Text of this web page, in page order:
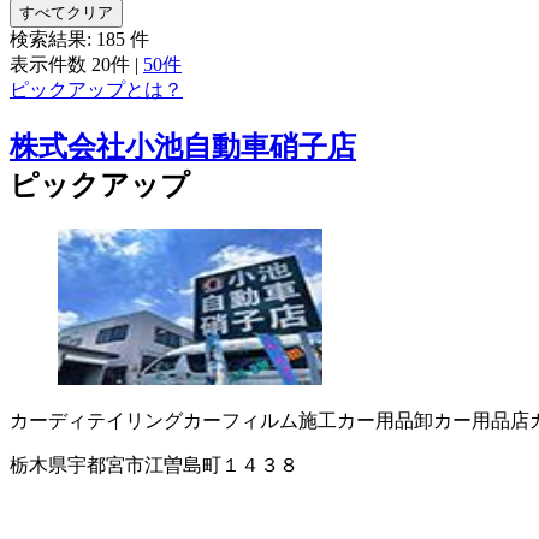
すべてクリア
検索結果: 185 件
表示件数 20件 | 50件
ピックアップとは？
株式会社小池自動車硝子店
ピックアップ
カーディテイリングカーフィルム施工カー用品卸カー用品店
栃木県宇都宮市江曽島町１４３８